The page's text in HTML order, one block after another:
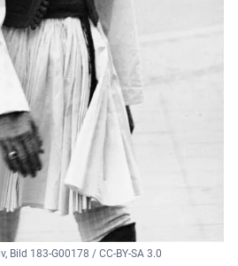
Bild 183-G00178 / CC-BY-SA 3.0